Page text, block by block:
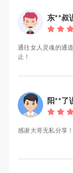
东**叔
通往女人灵魂的通
止！
阳**了
感谢大哥无私分享